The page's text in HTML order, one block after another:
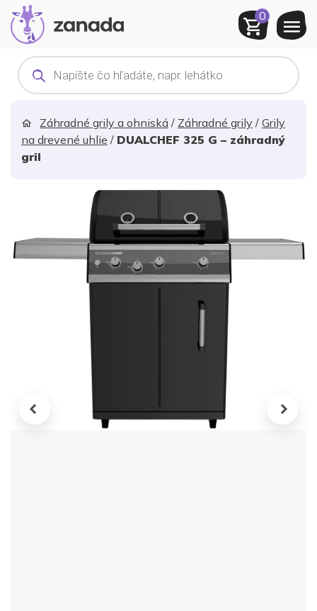
Products
search
0
Záhradné grily a ohniská / Záhradné grily / Grily
na drevené uhlie / DUALCHEF 325 G – záhradný
gril